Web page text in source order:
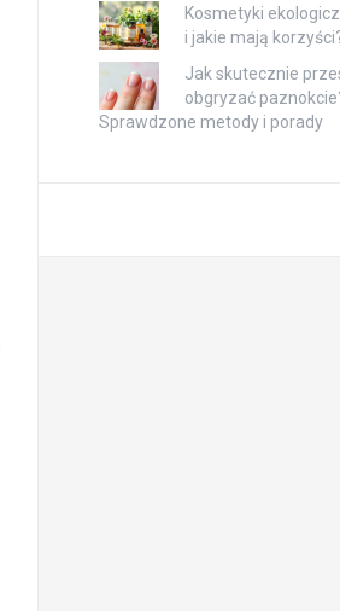
Kosmetyki
i jakie mają
Jak skutecznie
obgryzać
Sprawdzone metody i porady